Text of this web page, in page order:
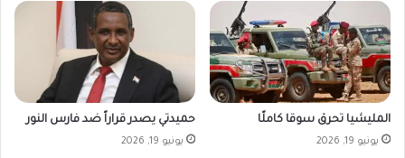
المليشيا تحرق سوقا كاملًا
يونيو 19, 2026
حميدتي يصدر قراراً ضد فارس النور
يونيو 19, 2026